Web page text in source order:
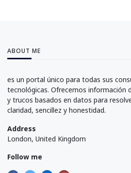
ABOUT ME
es un portal único para todas sus
tecnológicas. Ofrecemos información
y trucos basados en datos para
claridad, sencillez y honestidad.
Address
London, United Kingdom
Follow me